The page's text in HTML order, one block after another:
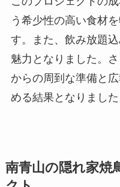
う希少性の高い食材
す。また、飲み放題
魅力となりました。
からの周到な準備と
める結果となりました
南青山の隠れ家焼